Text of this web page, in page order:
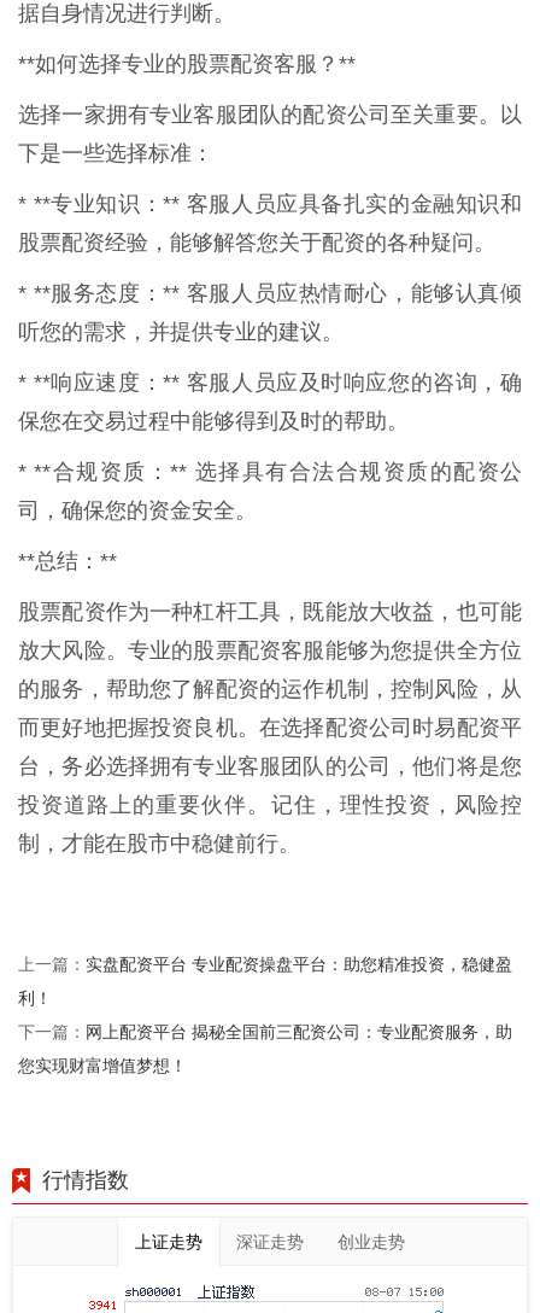
据自身情况进行判断。
**如何选择专业的股票配资客服？**
选择一家拥有专业客服团队的配资公司至关重要。以
下是一些选择标准：
* **专业知识：** 客服人员应具备扎实的金融知识和
股票配资经验，能够解答您关于配资的各种疑问。
* **服务态度：** 客服人员应热情耐心，能够认真倾
听您的需求，并提供专业的建议。
* **响应速度：** 客服人员应及时响应您的咨询，确
保您在交易过程中能够得到及时的帮助。
* **合规资质：** 选择具有合法合规资质的配资公
司，确保您的资金安全。
**总结：**
股票配资作为一种杠杆工具，既能放大收益，也可能
放大风险。专业的股票配资客服能够为您提供全方位
的服务，帮助您了解配资的运作机制，控制风险，从
而更好地把握投资良机。在选择配资公司时易配资平
台，务必选择拥有专业客服团队的公司，他们将是您
投资道路上的重要伙伴。记住，理性投资，风险控
制，才能在股市中稳健前行。
上一篇： 实盘配资平台 专业配资操盘平台：助您精准投资，稳健盈
利！
下一篇： 网上配资平台 揭秘全国前三配资公司：专业配资服务，助
您实现财富增值梦想！
行情指数
上证走势 深证走势 创业走势